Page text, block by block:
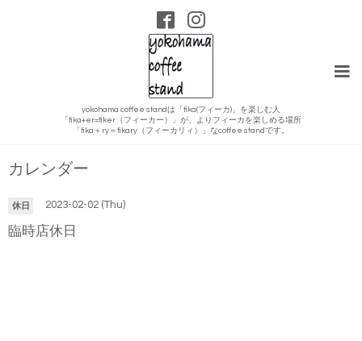
yokohama coffee standは「fika(フィーカ)」を楽しむ人
「fika+er=fiker（フィーカー）」が、よりフィーカを楽しめる場所
「fika＋ry＝fikary（フィーカリィ）」なcoffee standです。
カレンダー
休日 2023-02-02 (Thu)
臨時店休日